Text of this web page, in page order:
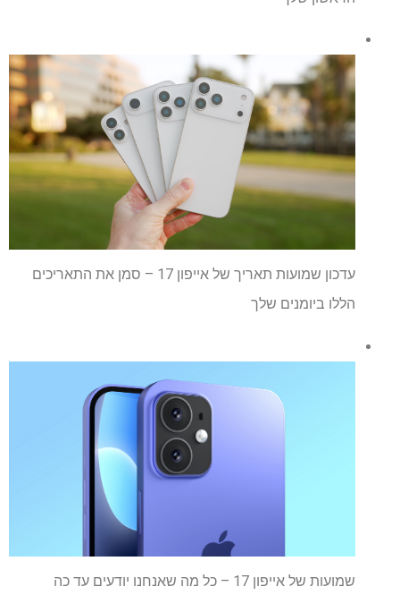
עדכון שמועות תאריך של אייפון 17 – סמן את התאריכים
הללו ביומנים שלך
שמועות של אייפון 17 – כל מה שאנחנו יודעים עד כה